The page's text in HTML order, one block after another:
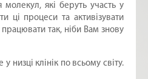
молекул, які беруть участь у
ці процеси та активізувати
так, ніби Вам знову
низці клінік по всьому світу.